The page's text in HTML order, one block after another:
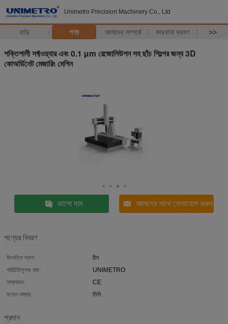
Unimetro Precision Machinery Co., Ltd
বাড়ি পণ্য আমাদের সম্পর্কে কারখানা ভ্রমণ >>
শক্তিশালী সফ্টওয়্যার এবং 0.1 µm রেজোলিউশন সহ ছাঁচ শিল্পের জন্য 3D
কোঅর্ডিনেট মেজারিং মেশিন
ভালো দাম আমাদের সাথে যোগাযোগ করুন
পণ্যের বিবরণ
উৎপত্তি স্থল:
চীন
পরিচিতিমুলক নাম:
UNIMETRO
সাক্ষ্যদান:
CE
মডেল নম্বার:
তিনি
প্রদান